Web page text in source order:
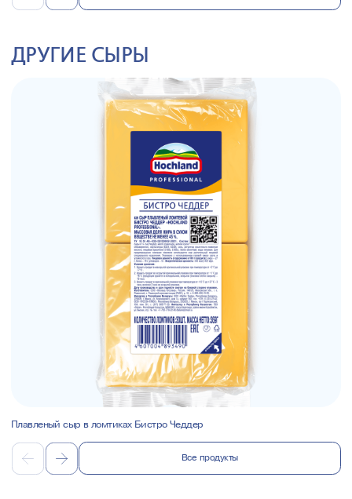
ДРУГИЕ СЫРЫ
Плавленый сыр в ломтиках Бистро Чеддер
Все продукты